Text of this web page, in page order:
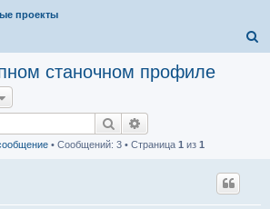
проекты
станочном профиле
Поиск
• Сообщений: 3 • Страница 1 из 1